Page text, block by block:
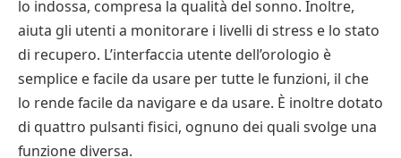
lo indossa, compresa la qualità del sonno. Inoltre,
aiuta gli utenti a monitorare i livelli di stress e lo stato
di recupero. L’interfaccia utente dell’orologio è
semplice e facile da usare per tutte le funzioni, il che
lo rende facile da navigare e da usare. È inoltre dotato
di quattro pulsanti fisici, ognuno dei quali svolge una
funzione diversa.